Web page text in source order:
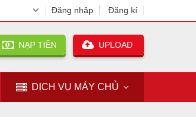
Đăng nhập Đăng kí
NẠP TIỀN UPLOAD
DỊCH VỤ MÁY CHỦ